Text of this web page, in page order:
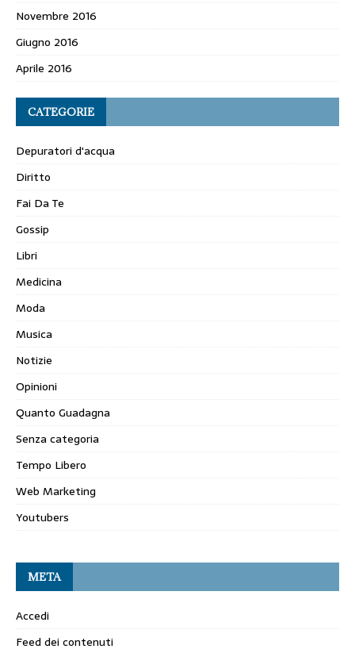
Novembre 2016
Giugno 2016
Aprile 2016
CATEGORIE
Depuratori d'acqua
Diritto
Fai Da Te
Gossip
Libri
Medicina
Moda
Musica
Notizie
Opinioni
Quanto Guadagna
Senza categoria
Tempo Libero
Web Marketing
Youtubers
META
Accedi
Feed dei contenuti